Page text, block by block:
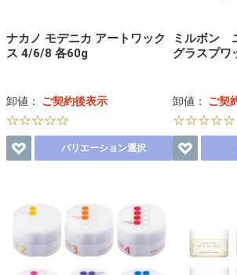
ナカノ モデニカ アートワック
ス 4/6/8 各60g
卸値： ご契約後表示
☆☆☆☆☆
バリエーション選択
ミルボン
グラスプ
卸値： ご契
☆☆☆☆☆